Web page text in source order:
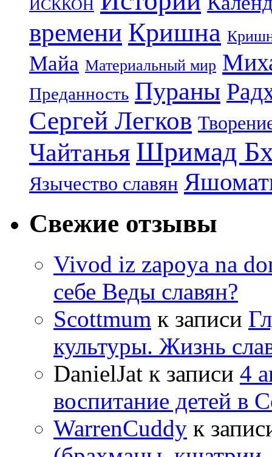
ИСККОН
времени Кришна
Майа Материальный мир
Преданность Пураны
Сергей Легков
Чайтанья Шримад
Язычество славян
Свежие отзывы
Vivod iz zapoya na
себе Веды славян?
Scottmum к записи
культуры. Жизнь
DanielJat к записи 4
воспитание детей в
WarrenCuddy к